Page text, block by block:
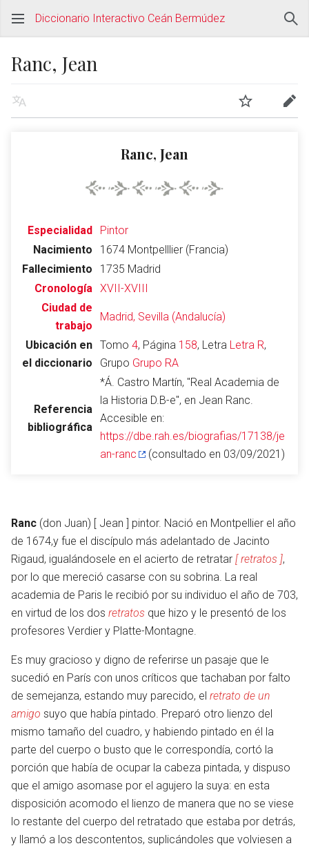
Abrir menú principal
Diccionario Interactivo Ceán Bermúdez
Ranc, Jean
Vigilar
Ranc, Jean
Especialidad
Pintor
Nacimiento
1674 Montpelllier (Francia)
Fallecimiento
1735 Madrid
Cronología XVII-XVIII
Ciudad de
trabajo
Madrid, Sevilla (Andalucía)
Ubicación en
el diccionario
Tomo 4, Página 158, Letra Letra R,
Grupo Grupo RA
Referencia
bibliográfica
*Á. Castro Martín, "Real Academia de
la Historia D.B-e", en Jean Ranc.
Accesible en:
https://dbe.rah.es/biografias/17138/je
an-ranc
(consultado en 03/09/2021)
Ranc (don Juan) [ Jean ] pintor. Nació en Montpellier el año
de 1674,y fue el discípulo más adelantado de Jacinto
Rigaud, igualándosele en el acierto de retratar [ retratos ],
por lo que mereció casarse con su sobrina. La real
academia de Paris le recibió por su individuo el año de 703,
en virtud de los dos retratos que hizo y le presentó de los
profesores Verdier y Platte-Montagne.
Es muy gracioso y digno de referirse un pasaje que le
sucedió en París con unos críticos que tachaban por falto
de semejanza, estando muy parecido, el retrato de un
amigo suyo que había pintado. Preparó otro lienzo del
mismo tamaño del cuadro, y habiendo pintado en él la
parte del cuerpo o busto que le correspondía, cortó la
porción que había de ocupar la cabeza pintada, y dispuso
que el amigo asomase por el agujero la suya: en esta
disposición acomodo el lienzo de manera que no se viese
lo restante del cuerpo del retratado que estaba por detrás,
y llamó a los descontentos, suplicándoles que volviesen a